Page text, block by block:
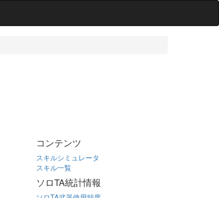
コンテンツ
スキルシミュレータ
スキル一覧
ソロTA統計情報